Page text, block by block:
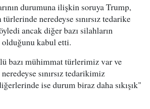
durumuna ilişkin soruya Trump,
neredeyse sınırsız tedarike
ancak diğer bazı silahların
olduğunu kabul etti.
bazı mühimmat türlerimiz var ve
neredeyse sınırsız tedarikimiz
ise durum biraz daha sıkışık"